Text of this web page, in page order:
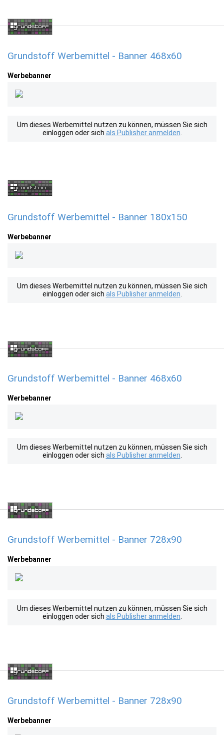
Grundstoff Werbemittel - Banner 468x60
Werbebanner
Um dieses Werbemittel nutzen zu können, müssen Sie sich
einloggen oder sich als Publisher anmelden
Grundstoff Werbemittel - Banner 180x150
Werbebanner
Um dieses Werbemittel nutzen zu können, müssen Sie sich
einloggen oder sich als Publisher anmelden
Grundstoff Werbemittel - Banner 468x60
Werbebanner
Um dieses Werbemittel nutzen zu können, müssen Sie sich
einloggen oder sich als Publisher anmelden
Grundstoff Werbemittel - Banner 728x90
Werbebanner
Um dieses Werbemittel nutzen zu können, müssen Sie sich
einloggen oder sich als Publisher anmelden
Grundstoff Werbemittel - Banner 728x90
Werbebanner